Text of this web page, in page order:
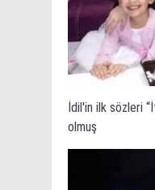
İdil'in ilk sözleri
olmuş